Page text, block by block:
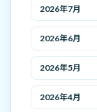
2026年7月
2026年6月
2026年5月
2026年4月